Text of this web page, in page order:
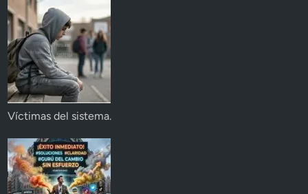
Víctimas del sistema.